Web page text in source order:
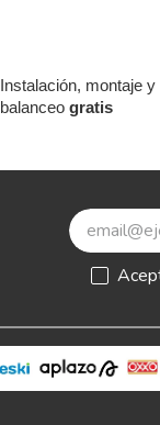
Instalación, montaje y
balanceogratis